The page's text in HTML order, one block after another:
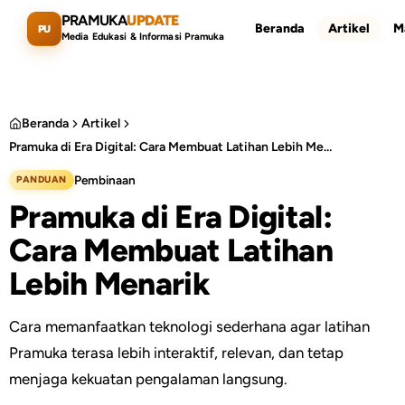
Lewati ke konten utama
PU PRAMUKAUPDATE
Media Edukasi & Informasi Pramuka
Beranda Artikel
Cari artikel
Beranda
Artikel
Pramuka di Era Digital: Cara Membuat Latihan Lebih Menarik
PANDUAN Pembinaan
Pramuka di Era Digital:
Cara Membuat Latihan
Lebih Menarik
Cara memanfaatkan teknologi sederhana agar latihan
Pramuka terasa lebih interaktif, relevan, dan tetap
menjaga kekuatan pengalaman langsung.